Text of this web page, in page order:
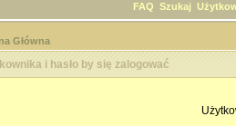
FAQ Szukaj
Główna
i hasło by się zalogować